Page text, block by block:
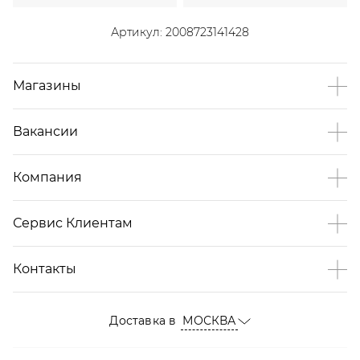
Артикул: 2008723141428
Магазины
Вакансии
Компания
Сервис Клиентам
Контакты
Доставка в МОСКВА